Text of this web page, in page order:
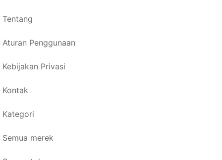
Tentang
Aturan Penggunaan
Kebijakan Privasi
Kontak
Kategori
Semua merek